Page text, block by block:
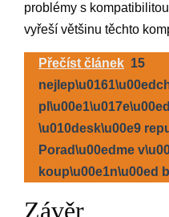
problémy s
vyřeší většinu těchto
Přečíst článek 15
\u010desk\u00e9
Porad\u00edme
koup\u00e1n\u00ed
Závěr